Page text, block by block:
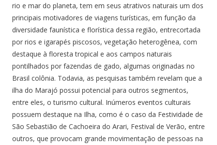
rio e mar do planeta, tem em seus atrativos naturais um dos
principais motivadores de viagens turísticas, em função da
diversidade faunística e florística dessa região, entrecortada
por rios e igarapés piscosos, vegetação heterogênea, com
destaque à floresta tropical e aos campos naturais
pontilhados por fazendas de gado, algumas originadas no
Brasil colônia. Todavia, as pesquisas também revelam que a
ilha do Marajó possui potencial para outros segmentos,
entre eles, o turismo cultural. Inúmeros eventos culturais
possuem destaque na Ilha, como é o caso da Festividade de
São Sebastião de Cachoeira do Arari, Festival de Verão, entre
outros, que provocam grande movimentação de pessoas na